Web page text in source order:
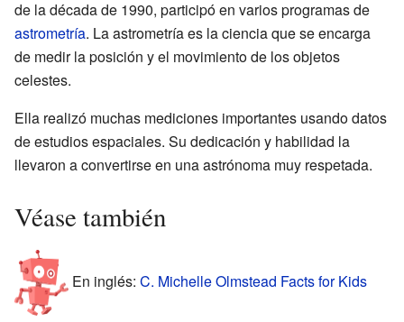
de la década de 1990, participó en varios programas de
astrometría. La astrometría es la ciencia que se encarga
de medir la posición y el movimiento de los objetos
celestes.
Ella realizó muchas mediciones importantes usando datos
de estudios espaciales. Su dedicación y habilidad la
llevaron a convertirse en una astrónoma muy respetada.
Véase también
En inglés: C. Michelle Olmstead Facts for Kids